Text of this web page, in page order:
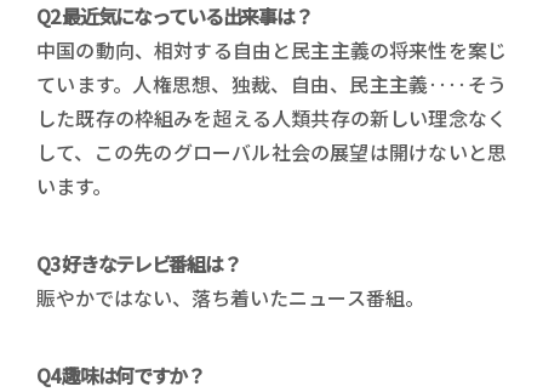
Q2 最近気になっている出来事は？
中国の動向、相対する自由と民主主義の将来性を案じ
ています。人権思想、独裁、自由、民主主義‥‥そう
した既存の枠組みを超える人類共存の新しい理念なく
して、この先のグローバル社会の展望は開けないと思
います。
Q3 好きなテレビ番組は？
賑やかではない、落ち着いたニュース番組。
Q4 趣味は何ですか？